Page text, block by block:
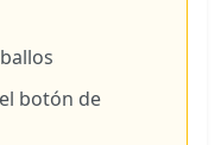
botón de